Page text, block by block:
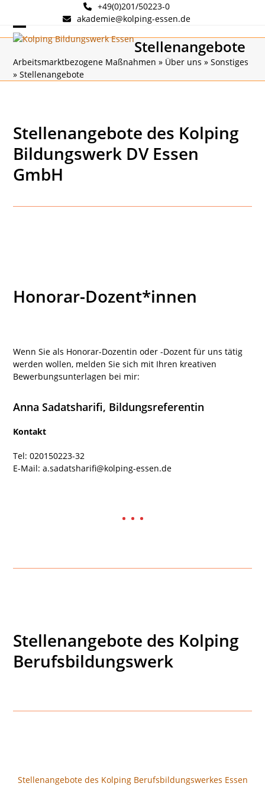
content
+49(0)201/50223-0
akademie@kolping-essen.de
Open
mobile
menu
Close
mobile
menu
Stellenangebote
Arbeitsmarktbezogene Maßnahmen » Über uns »Sonstiges
»Stellenangebote
Stellenangebote des Kolping
Bildungswerk DV Essen
GmbH
Honorar-Dozent*innen
Wenn Sie als Honorar-Dozentin oder -Dozent für uns tätig
werden wollen, melden Sie sich mit Ihren kreativen
Bewerbungsunterlagen bei mir:
Anna Sadatsharifi, Bildungsreferentin
Kontakt
Tel: 020150223-32
E-Mail: a.sadatsharifi@kolping-essen.de
Stellenangebote des Kolping
Berufsbildungswerk
Stellenangebote des Kolping Berufsbildungswerkes Essen